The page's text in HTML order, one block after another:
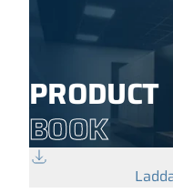
PRODUCT
BOOK